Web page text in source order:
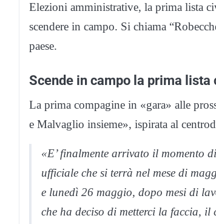
Elezioni amministrative, la prima lista
scendere in campo. Si chiama
paese.
Scende in campo la prima lista
La prima compagine in «gara» alle
e Malvaglio insieme», ispirata al
«E’ finalmente arrivato il momento
ufficiale che si terrà nel mese di
e lunedì 26 maggio, dopo mesi di
che ha deciso di metterci la faccia, il